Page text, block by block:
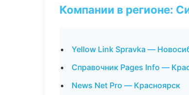
Компании в регионе:
Yellow Link Spravka —
Справочник Pages Info —
News Net Pro — Красноярск